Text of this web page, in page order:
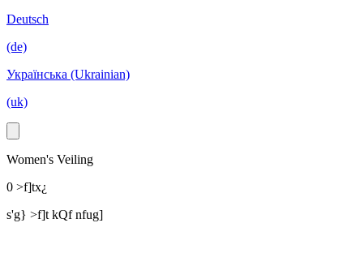
Deutsch
(de)
Українська (Ukrainian)
(uk)
Women's Veiling
0 >f]tx¿
s'g} >f]t kQf nfug]